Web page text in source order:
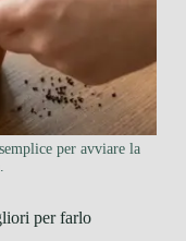
per avviare la
per farlo